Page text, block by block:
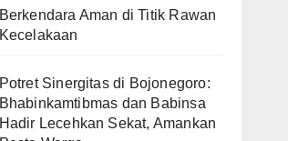
Berkendara Aman di Titik Rawan
Kecelakaan
​Potret Sinergitas di Bojonegoro:
Bhabinkamtibmas dan Babinsa
Hadir Lecehkan Sekat, Amankan